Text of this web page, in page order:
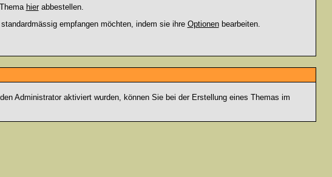
hierabbestellen.
empfangen möchten, indem sie ihre Optionenbearbeiten.
Administrator aktiviert wurden, können Sie bei der Erstellung eines Themas im